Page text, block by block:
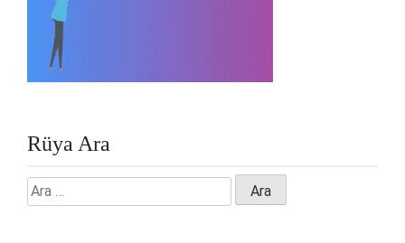
Rüya Ara
Arama: